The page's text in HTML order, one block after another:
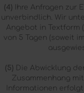
(4) Ihre Anfragen zur
unverbindlich. Wir
Angebot in Textform
von 5 Tagen (soweit
(5) Die Abwicklung
Zusammenhang
Informationen